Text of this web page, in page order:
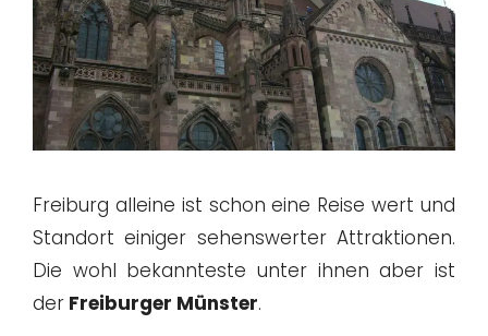
Freiburg alleine ist schon eine Reise wert und
Standort einiger sehenswerter Attraktionen.
Die wohl bekannteste unter ihnen aber ist
der Freiburger Münster.